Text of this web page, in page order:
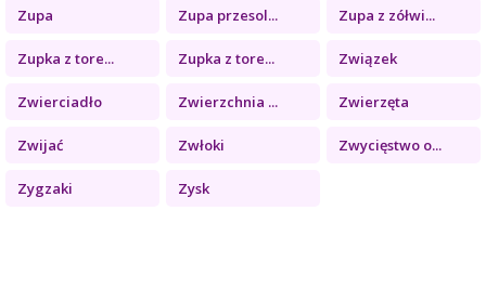
Zupa Zupa przesol... Zupa z zółwi...
Zupka z tore... Zupka z tore... Związek
Zwierciadło Zwierzchnia ... Zwierzęta
Zwijać Zwłoki Zwycięstwo o...
Zygzaki Zysk